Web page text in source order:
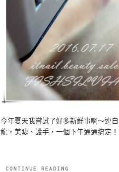
今年夏天我嘗試了好多新鮮事啊～連
龍，美睫、護手，一個下午通通搞定！
CONTINUE READING